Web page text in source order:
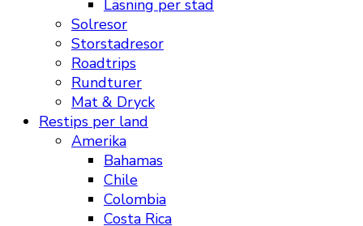
Läsning per stad
Solresor
Storstadresor
Roadtrips
Rundturer
Mat & Dryck
Restips per land
Amerika
Bahamas
Chile
Colombia
Costa Rica